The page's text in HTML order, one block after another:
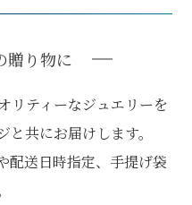
贈り物に
リティーなジュエリーを
共にお届けします。
配送日時指定、手提げ袋